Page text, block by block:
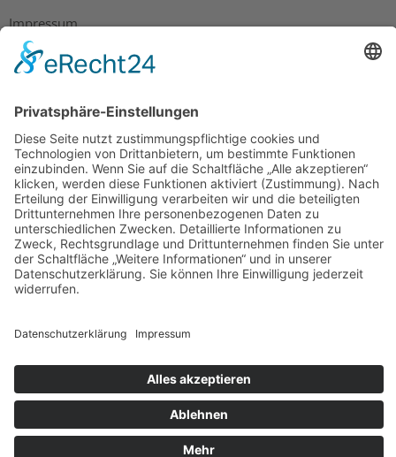
Impressum
Datenschutz
Widerrufsbelehrung
Bankdaten
© 2026 Tietge GmbH, Wilhelmstraße 31, 77654 Offenburg – Alle Rechte
vorbehalten. *Preisangaben inkl. gesetzl. MwSt. und zzgl.
Versandkosten.